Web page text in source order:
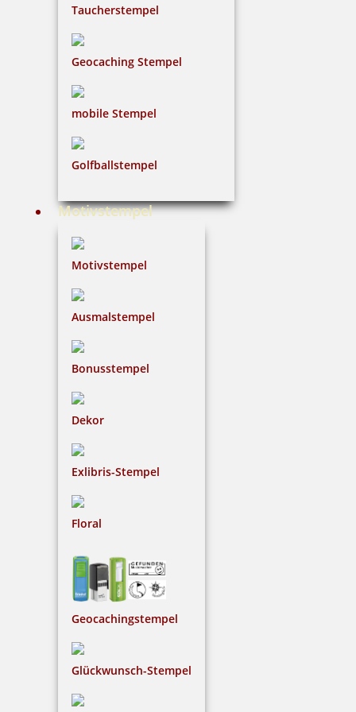
Taucherstempel
Geocaching Stempel
mobile Stempel
Golfballstempel
Motivstempel
Motivstempel
Ausmalstempel
Bonusstempel
Dekor
Exlibris-Stempel
Floral
Geocachingstempel
Glückwunsch-Stempel